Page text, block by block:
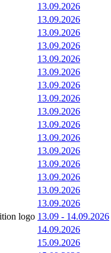
13.09.2026
13.09.2026
13.09.2026
13.09.2026
13.09.2026
13.09.2026
13.09.2026
13.09.2026
13.09.2026
13.09.2026
13.09.2026
13.09.2026
13.09.2026
13.09.2026
13.09.2026
13.09.2026
13.09 - 14.09.2026
14.09.2026
15.09.2026